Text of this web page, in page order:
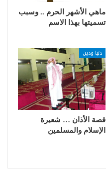
ماهي الأشهر الحرم .. وسبب
تسميتها بهذا الاسم
دنيا ودين
قصة الأذان … شعيرة
الإسلام والمسلمين